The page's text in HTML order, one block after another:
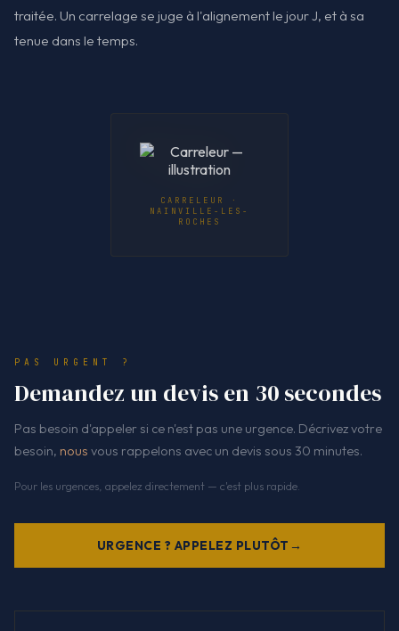
traitée. Un carrelage se juge à l'alignement le jour J, et à sa
tenue dans le temps.
CARRELEUR ·
NAINVILLE-LES-
ROCHES
PAS URGENT ?
Demandez un devis en 30 secondes
Pas besoin d'appeler si ce n'est pas une urgence. Décrivez votre
besoin, nous vous rappelons avec un devis sous 30 minutes.
Pour les urgences, appelez directement — c'est plus rapide.
URGENCE ? APPELEZ PLUTÔT